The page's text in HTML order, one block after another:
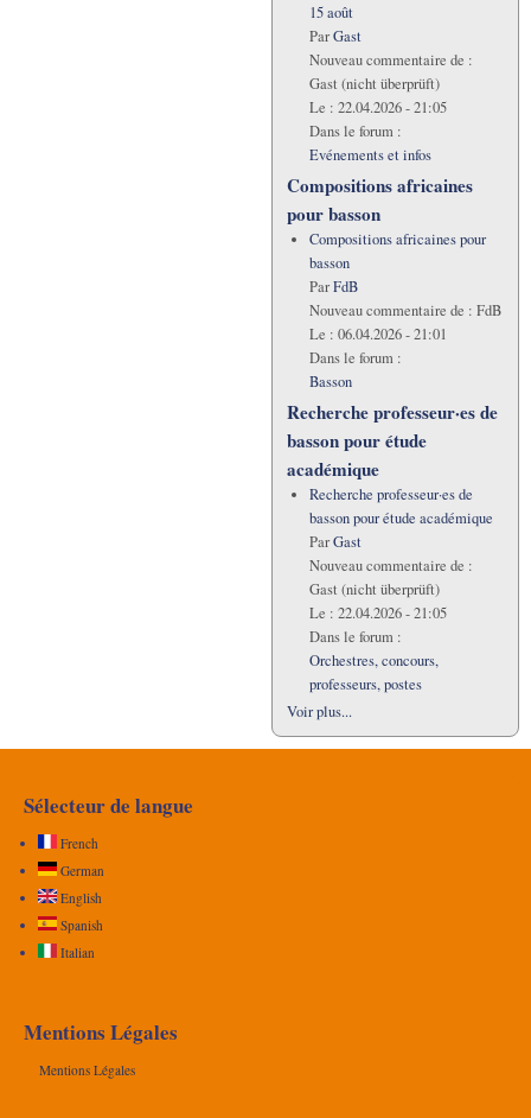
15 août
ParGast
Nouveau commentaire de :
Gast (nicht überprüft)
Le : 22.04.2026 - 21:05
Dans le forum :
Evénements et infos
Compositions africaines
pour basson
Compositions africaines pour
basson
ParFdB
Nouveau commentaire de : FdB
Le : 06.04.2026 - 21:01
Dans le forum :
Basson
Recherche professeur·es de
basson pour étude
académique
Recherche professeur·es de
basson pour étude académique
ParGast
Nouveau commentaire de :
Gast (nicht überprüft)
Le : 22.04.2026 - 21:05
Dans le forum :
Orchestres, concours,
professeurs, postes
Voir plus...
Sélecteur de langue
French
German
English
Spanish
Italian
Mentions Légales
Mentions Légales